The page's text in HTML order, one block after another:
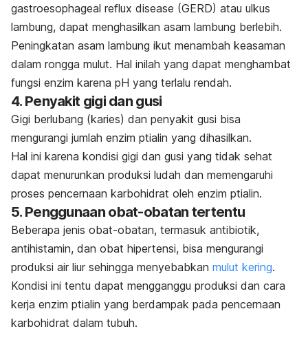
gastroesophageal reflux disease (GERD) atau ulkus
lambung, dapat menghasilkan asam lambung berlebih.
Peningkatan asam lambung ikut menambah keasaman
dalam rongga mulut. Hal inilah yang dapat menghambat
fungsi enzim karena pH yang terlalu rendah.
4. Penyakit gigi dan gusi
Gigi berlubang (karies) dan penyakit gusi bisa
mengurangi jumlah enzim ptialin yang dihasilkan.
Hal ini karena kondisi gigi dan gusi yang tidak sehat
dapat menurunkan produksi ludah dan memengaruhi
proses pencernaan karbohidrat oleh enzim ptialin.
5. Penggunaan obat-obatan tertentu
Beberapa jenis obat-obatan, termasuk antibiotik,
antihistamin, dan obat hipertensi, bisa mengurangi
produksi air liur sehingga menyebabkan mulut kering.
Kondisi ini tentu dapat mengganggu produksi dan cara
kerja enzim ptialin yang berdampak pada pencernaan
karbohidrat dalam tubuh.